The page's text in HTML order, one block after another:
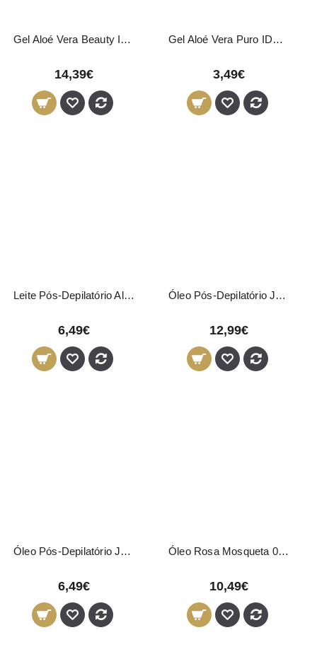
Gel Aloé Vera Beauty Image 500ml
14,39€
Gel Aloé Vera Puro IDC Institute 250ml
3,49€
Leite Pós-Depilatório Aloé 500ml
6,49€
Óleo Pós-Depilatório Jojoba 1000ml
12,99€
Óleo Pós-Depilatório Jojoba 500ml
6,49€
Óleo Rosa Mosqueta 03614 Pollié 500ml
10,49€